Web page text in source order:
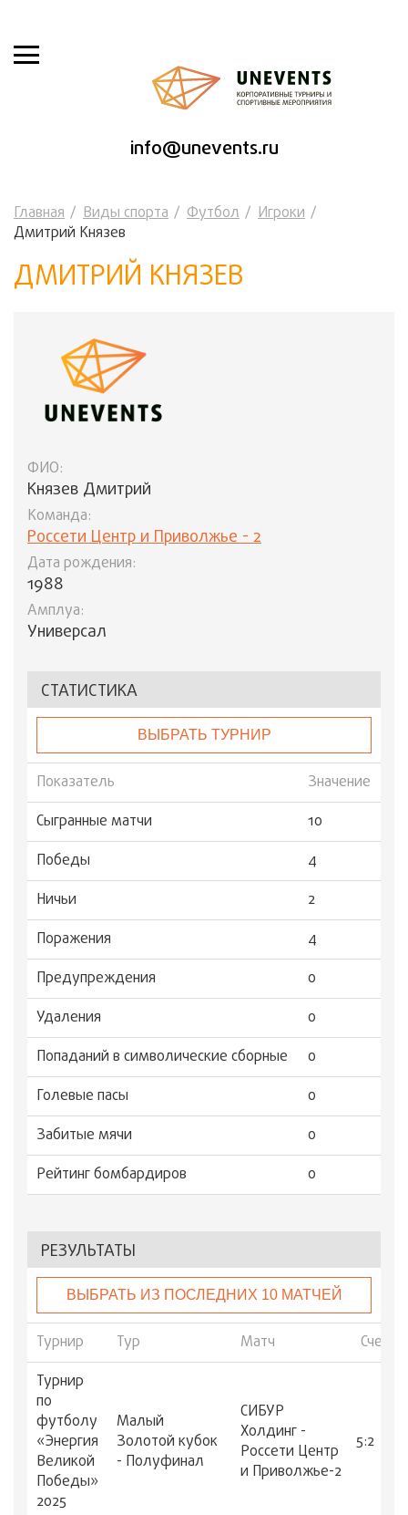
info@unevents.ru
Главная Виды спорта Футбол
Игроки
Дмитрий Князев
ДМИТРИЙ КНЯЗЕВ
ФИО:
Князев Дмитрий
Команда:
Россети Центр и Приволжье - 2
Дата рождения:
1988
Амплуа:
Универсал
СТАТИСТИКА
ВЫБРАТЬ ТУРНИР
Показатель
Значение
Сыгранные матчи
10
Победы
4
Ничьи
2
Поражения
4
Предупреждения
0
Удаления
0
Попаданий в символические сборные
0
Голевые пасы
0
Забитые мячи
0
Рейтинг бомбардиров
0
РЕЗУЛЬТАТЫ
ВЫБРАТЬ ИЗ ПОСЛЕДНИХ 10 МАТЧЕЙ
Турнир Тур Матч
Счет
Турнир
по
футболу
«Энергия
Великой
Победы»
2025
Малый
Золотой кубок
- Полуфинал
СИБУР
Холдинг -
Россети Центр
и Приволжье-2
5:2